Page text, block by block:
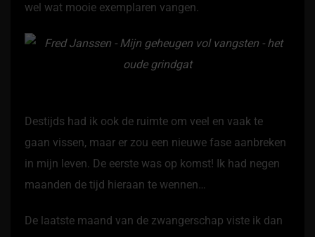
wel wat mooie exemplaren vangen.
Destijds had ik ook de ruimte om veel en vaak te
gaan vissen, maar er zou een nieuwe fase aanbreken
in mijn leven. De eerste was op komst! Ik had negen
maanden de tijd hieraan te wennen…
De laatste maand van de zwangerschap viste ik dan